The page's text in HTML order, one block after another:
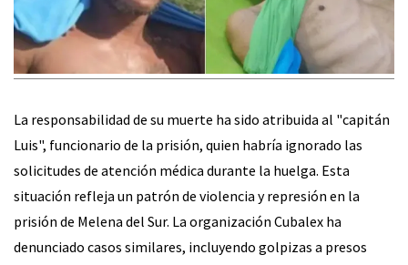
La responsabilidad de su muerte ha sido atribuida al "capitán
Luis", funcionario de la prisión, quien habría ignorado las
solicitudes de atención médica durante la huelga. Esta
situación refleja un patrón de violencia y represión en la
prisión de Melena del Sur. La organización Cubalex ha
denunciado casos similares, incluyendo golpizas a presos